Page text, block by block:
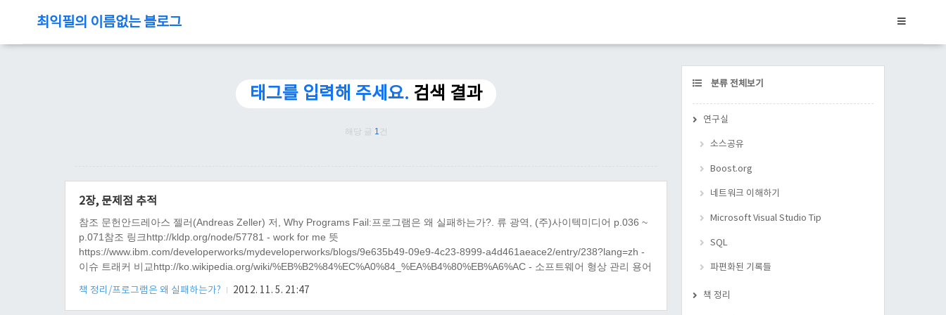
최익필의 이름없는 블로그
태그를 입력해 주세요. 검색 결과
해당 글 1 건
2장, 문제점 추적
참조 문헌안드레아스 젤러(Andreas Zeller) 저, Why Programs Fail:프로그램은 왜 실패하는가?. 류 광역, (주)사이텍미디어 p.036 ~
p.071참조 링크http://kldp.org/node/57781 - work for me 뜻
https://www.ibm.com/developerworks/mydeveloperworks/blogs/9e635b49-09e9-4c23-8999-a4d461aeace2/entry/238?lang=zh -
이슈 트래커 비교http://ko.wikipedia.org/wiki/%EB%B2%84%EC%A0%84_%EA%B4%80%EB%A6%AC - 소프트웨어 형상 관리 용어
책 정리/프로그램은 왜 실패하는가?
2012. 11. 5. 21:47
CATEGORY
분류 전체보기
연구실
소스공유
Boost.org
네트워크 이해하기
Microsoft Visual Studio Tip
SQL
파편화된 기록들
책 정리